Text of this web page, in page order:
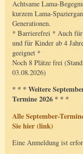
Achtsame Lama-
kurzem Lama-
Generationen.
* Barrierefrei * Auch für
und für Kinder ab 4
geeignet *
Noch 8 Plätze frei
03.08.2026)
* * * Weitere
Termine 2026 * * *
Alle September-
Sie hier (link)
Eine Anmeldung ist